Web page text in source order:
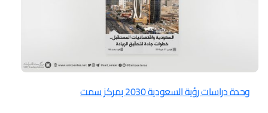
وحدة دراسات رؤية السعودية 2030 بمركز سمت